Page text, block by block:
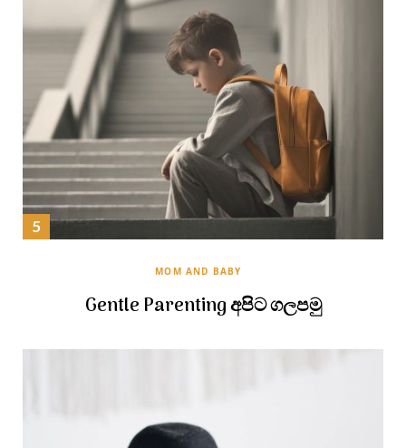
MOM AND BABY
Gentle Parenting අපිට ගලපමු